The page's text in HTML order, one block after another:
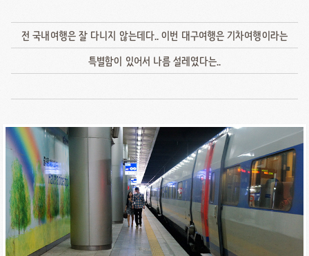
전 국내여행은 잘 다니지 않는데다.. 이번 대구여행은 기차여행이라는
특별함이 있어서 나름 설레였다는..